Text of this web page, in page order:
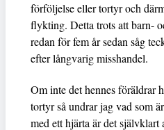
förföljelse eller tortyr och
flykting. Detta trots att barn-
redan för fem år sedan såg
efter långvarig misshandel.
Om inte det hennes föräldrar
tortyr så undrar jag vad som
med ett hjärta är det självklart